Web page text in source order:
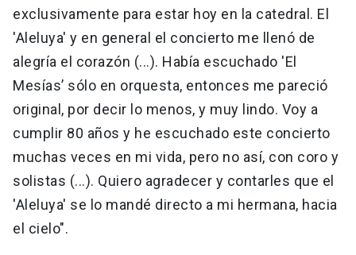
exclusivamente para estar hoy en la catedral. El
'Aleluya' y en general el concierto me llenó de
alegría el corazón (...). Había escuchado 'El
Mesías’ sólo en orquesta, entonces me pareció
original, por decir lo menos, y muy lindo. Voy a
cumplir 80 años y he escuchado este concierto
muchas veces en mi vida, pero no así, con coro y
solistas (...). Quiero agradecer y contarles que el
'Aleluya' se lo mandé directo a mi hermana, hacia
el cielo".